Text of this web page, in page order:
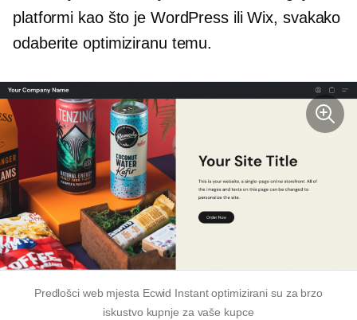
platformi kao što je WordPress ili Wix, svakako
odaberite optimiziranu temu.
Predlošci web mjesta Ecwid Instant optimizirani su za brzo
iskustvo kupnje za vaše kupce